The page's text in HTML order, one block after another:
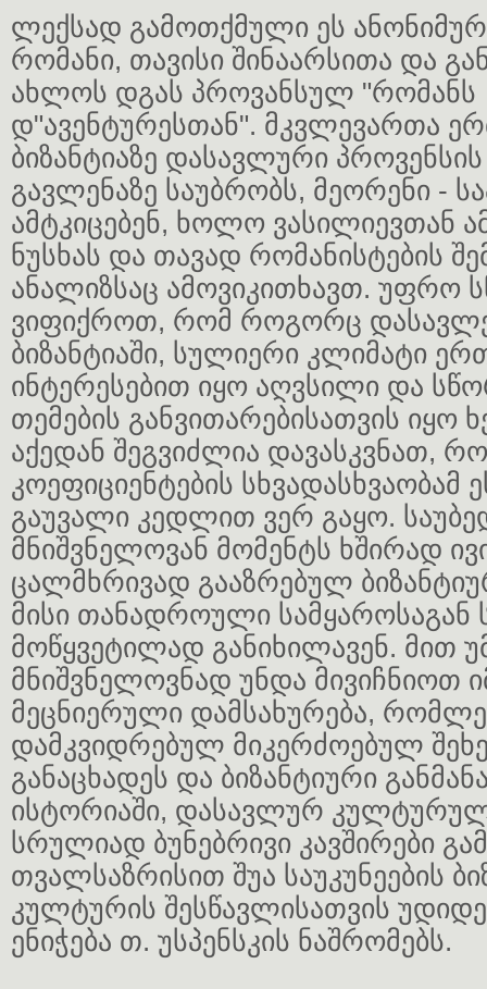
ლექსად გამოთქმული ეს
რომანი, თავისი შინაარსითა და
ახლოს დგას პროვანსულ "რომანს
დ"ავენტურესთან". მკვლევართა
ბიზანტიაზე დასავლური
გავლენაზე საუბრობს, მეორენი -
ამტკიცებენ, ხოლო ვასილიევთან
ნუსხას და თავად რომანისტების
ანალიზსაც ამოვიკითხავთ. უფრო
ვიფიქროთ, რომ როგორც
ბიზანტიაში, სულიერი კლიმატი
ინტერესებით იყო აღვსილი და
თემების განვითარებისათვის იყო
აქედან შეგვიძლია დავასკვნათ,
კოეფიციენტების სხვადასხვაობამ
გაუვალი კედლით ვერ გაყო.
მნიშვნელოვან მომენტს ხშირად
ცალმხრივად გააზრებულ
მისი თანადროული
მოწყვეტილად განიხილავენ. მით
მნიშვნელოვნად უნდა მივიჩნიოთ
მეცნიერული დამსახურება,
დამკვიდრებულ მიკერძოებულ
განაცხადეს და ბიზანტიური
ისტორიაში, დასავლურ
სრულიად ბუნებრივი კავშირები
თვალსაზრისით შუა საუკუნეების
კულტურის შესწავლისათვის
ენიჭება თ. უსპენსკის ნაშრომებს.